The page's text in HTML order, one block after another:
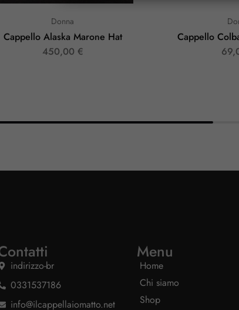
Donna
Cappello Alaska Marone Hat
450,00 €
Cappello
indirizzo-br
0331537186
info@ilcappellaiomatto.net
Menu
Home
Chi siamo
Shop